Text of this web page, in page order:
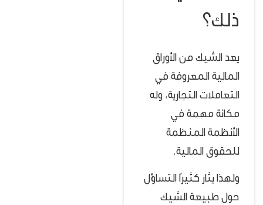
ذلك؟
يعد الشيك من الأوراق
المالية المعروفة في
التعاملات التجارية، وله
مكانة مهمة في
الأنظمة المنظمة
للحقوق المالية.
ولهذا يثار كثيرًا التساؤل
حول طبيعة الشيك